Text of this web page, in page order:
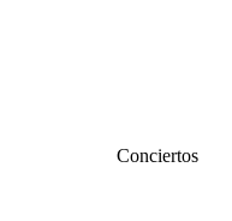
Conciertos